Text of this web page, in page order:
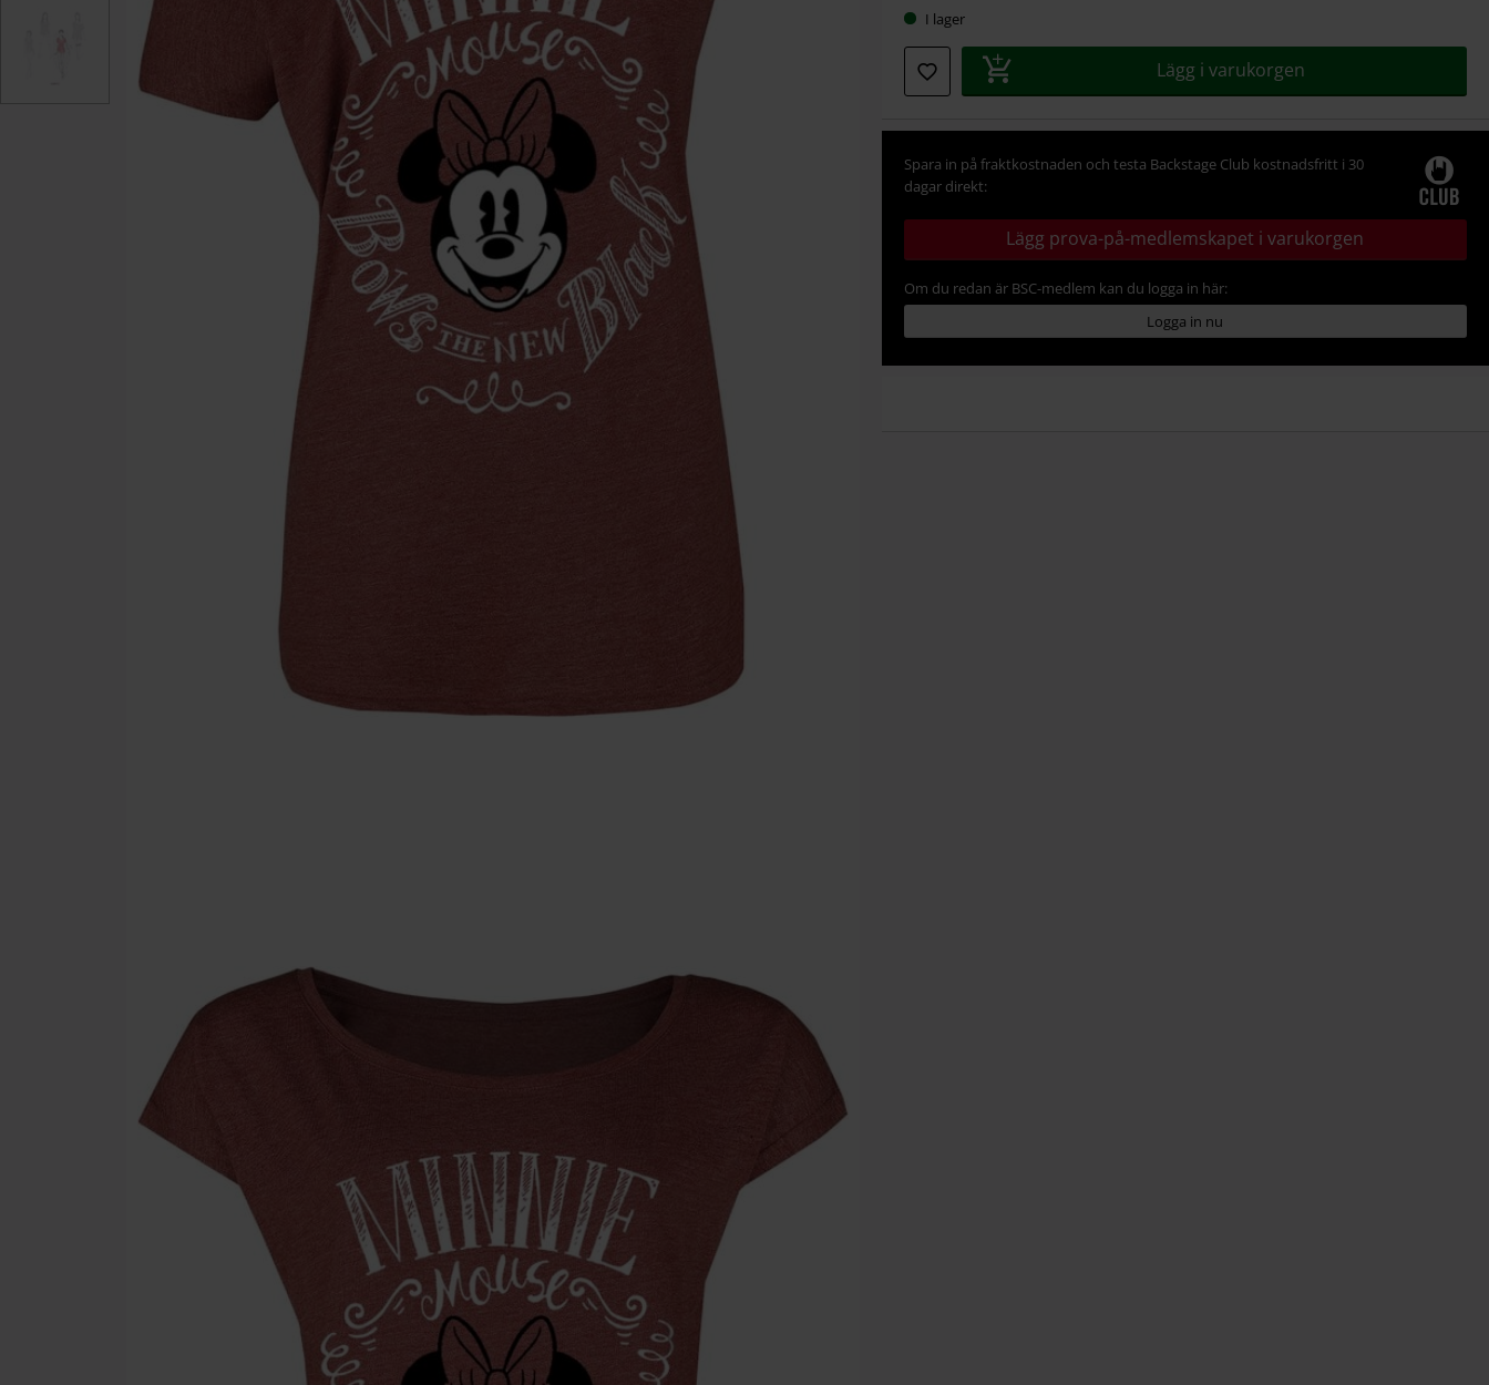
I lager
Lägg i varukorgen
Spara in på fraktkostnaden och testa Backstage Club kostnadsfritt i 30
dagar direkt:
Lägg prova-på-medlemskapet i varukorgen
Om du redan är BSC-medlem kan du logga in här:
Logga in nu